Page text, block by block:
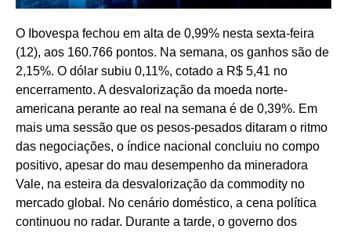
O Ibovespa fechou em alta de 0,99% nesta sexta-feira
(12), aos 160.766 pontos. Na semana, os ganhos são de
2,15%. O dólar subiu 0,11%, cotado a R$ 5,41 no
encerramento. A desvalorização da moeda norte-
americana perante ao real na semana é de 0,39%. Em
mais uma sessão que os pesos-pesados ditaram o ritmo
das negociações, o índice nacional concluiu no compo
positivo, apesar do mau desempenho da mineradora
Vale, na esteira da desvalorização da commodity no
mercado global. No cenário doméstico, a cena política
continuou no radar. Durante a tarde, o governo dos